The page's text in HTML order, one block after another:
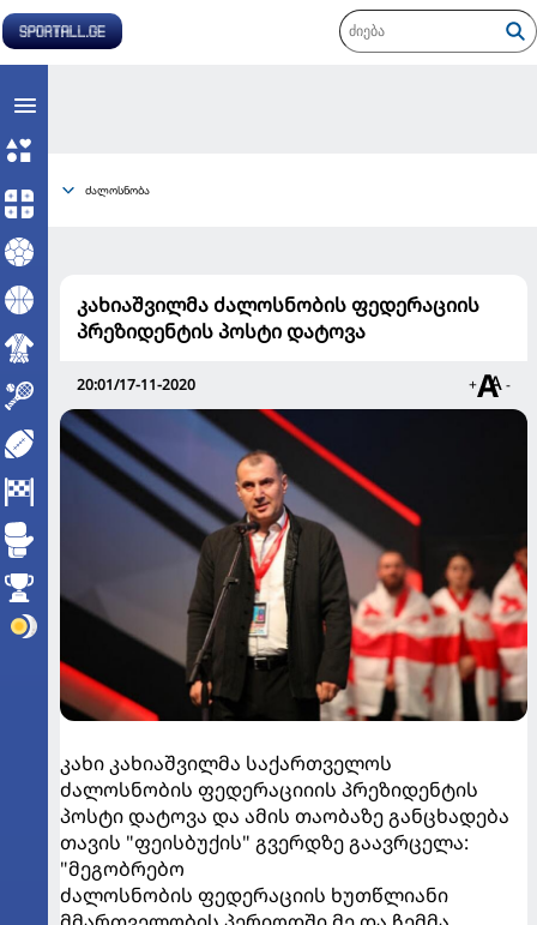
ძალოსნობა
კახიაშვილმა ძალოსნობის ფედერაციის
პრეზიდენტის პოსტი დატოვა
20:01/17-11-2020 + -
კახი კახიაშვილმა საქართველოს
ძალოსნობის ფედერაციიის პრეზიდენტის
პოსტი დატოვა და ამის თაობაზე განცხადება
თავის "ფეისბუქის" გვერდზე გაავრცელა:
"მეგობრებო
ძალოსნობის ფედერაციის ხუთწლიანი